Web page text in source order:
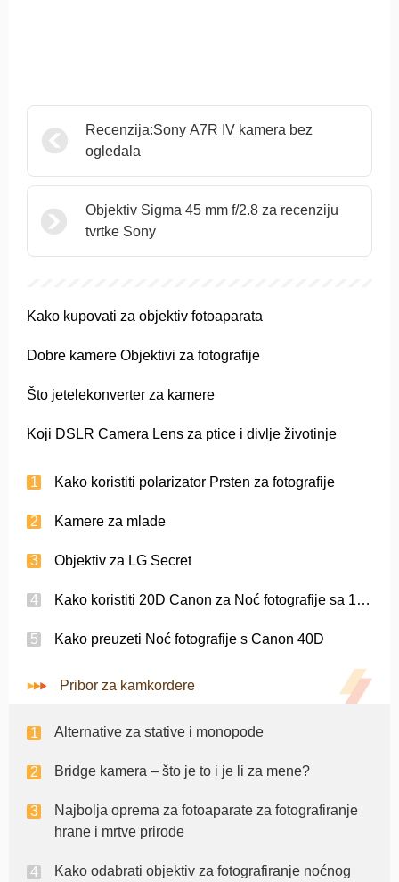
Recenzija:Sony A7R IV kamera bez
ogledala
Objektiv Sigma 45 mm f/2.8 za recenziju
tvrtke Sony
Kako kupovati za objektiv fotoaparata
Dobre kamere Objektivi za fotografije
Što jetelekonverter za kamere
Koji DSLR Camera Lens za ptice i divlje životinje
Kako koristiti polarizator Prsten za fotografije
Kamere za mlade
Objektiv za LG Secret
Kako koristiti 20D Canon za Noć fotografije sa 10-22 objektivom
Kako preuzeti Noć fotografije s Canon 40D
Pribor za kamkordere
Alternative za stative i monopode
Bridge kamera – što je to i je li za mene?
Najbolja oprema za fotoaparate za fotografiranje
hrane i mrtve prirode
Kako odabrati objektiv za fotografiranje noćnog